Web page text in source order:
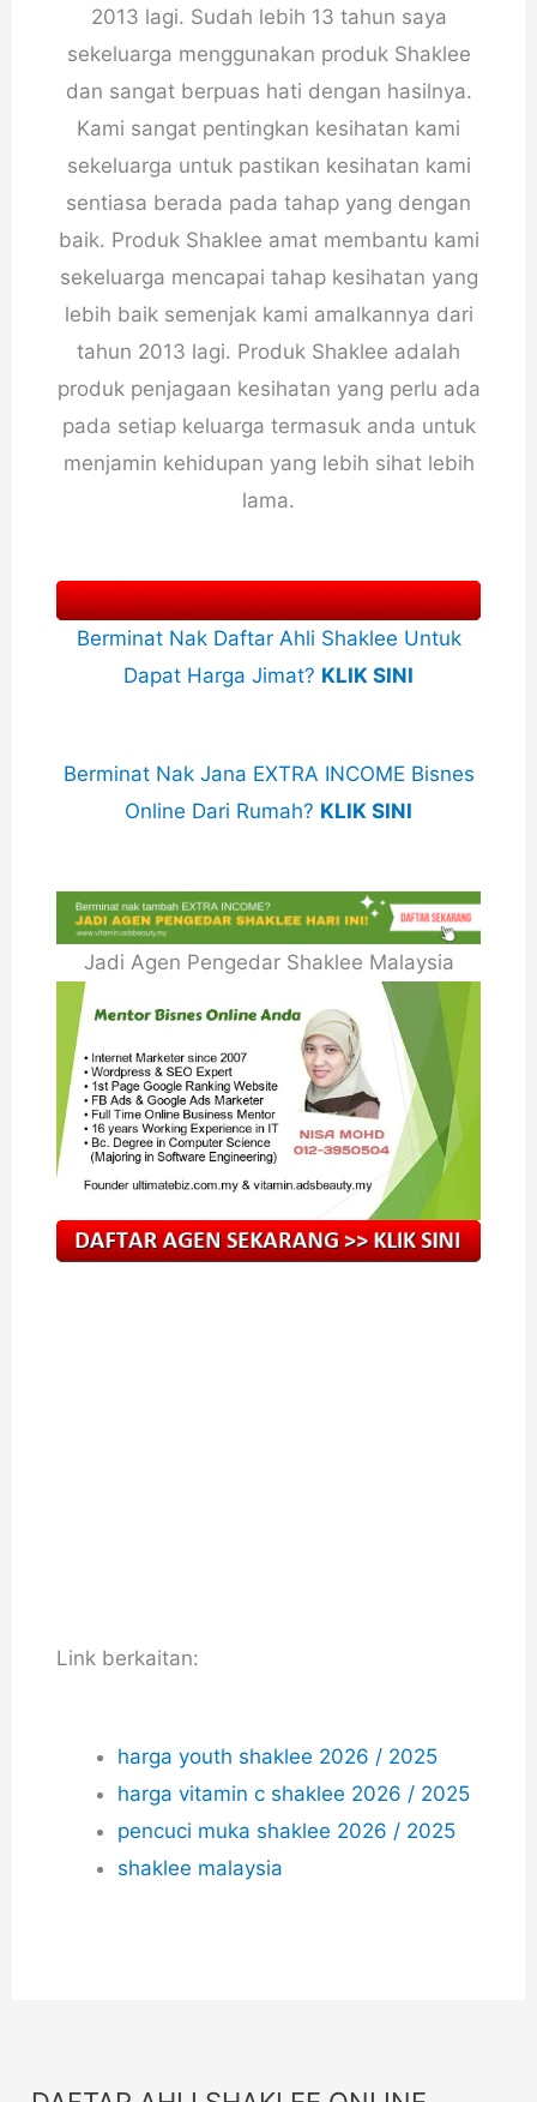
2013 lagi. Sudah lebih 13 tahun saya
sekeluarga menggunakan produk Shaklee
dan sangat berpuas hati dengan hasilnya.
Kami sangat pentingkan kesihatan kami
sekeluarga untuk pastikan kesihatan kami
sentiasa berada pada tahap yang dengan
baik. Produk Shaklee amat membantu kami
sekeluarga mencapai tahap kesihatan yang
lebih baik semenjak kami amalkannya dari
tahun 2013 lagi. Produk Shaklee adalah
produk penjagaan kesihatan yang perlu ada
pada setiap keluarga termasuk anda untuk
menjamin kehidupan yang lebih sihat lebih
lama.
Berminat Nak Daftar Ahli Shaklee Untuk
Dapat Harga Jimat? KLIK SINI
Berminat Nak Jana EXTRA INCOME Bisnes
Online Dari Rumah? KLIK SINI
Jadi Agen Pengedar Shaklee Malaysia
Link berkaitan:
harga youth shaklee 2026 / 2025
harga vitamin c shaklee 2026 / 2025
pencuci muka shaklee 2026 / 2025
shaklee malaysia